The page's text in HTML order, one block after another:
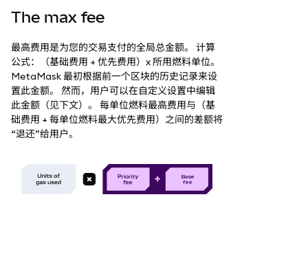
The max fee
最高费用是为您的交易支付的全局总金额。 计算
公式：（基础费用 + 优先费用）x 所用燃料单位。
MetaMask 最初根据前一个区块的历史记录来设
置此金额。 然而，用户可以在自定义设置中编辑
此金额（见下文）。 每单位燃料最高费用与（基
础费用 + 每单位燃料最大优先费用）之间的差额将
“退还”给用户。
Base
fee